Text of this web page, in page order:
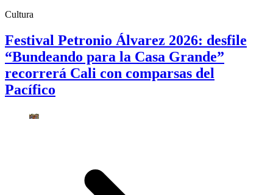
Cultura
Festival Petronio Álvarez 2026: desfile
“Bundeando para la Casa Grande”
recorrerá Cali con comparsas del
Pacífico